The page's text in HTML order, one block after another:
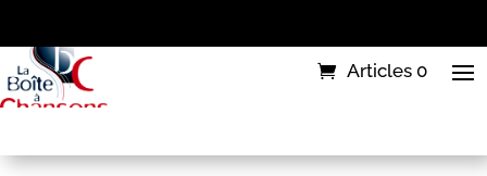
Articles 0